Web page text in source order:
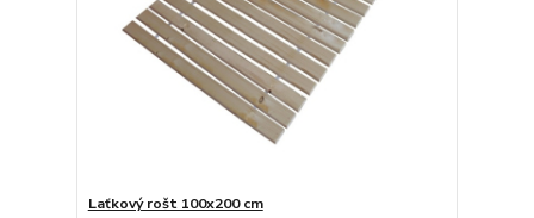
Laťkový rošt 100x200 cm